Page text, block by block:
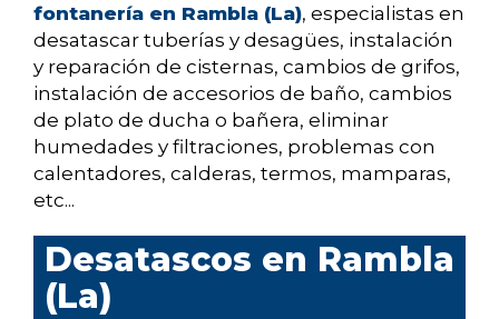
fontanería en Rambla (La), especialistas en
desatascar tuberías y desagües, instalación
y reparación de cisternas, cambios de grifos,
instalación de accesorios de baño, cambios
de plato de ducha o bañera, eliminar
humedades y filtraciones, problemas con
calentadores, calderas, termos, mamparas,
etc...
Desatascos en Rambla
(La)